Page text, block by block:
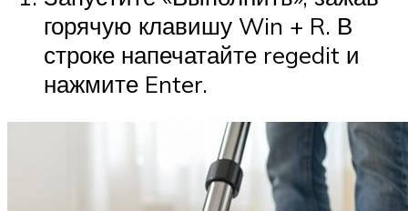
горячую клавишу Win + R. В
строке напечатайте regedit и
нажмите Enter.